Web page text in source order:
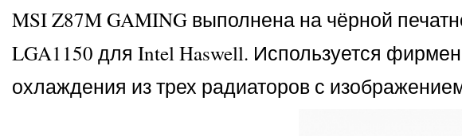
MSI Z87M GAMING выполнена на чёрной
LGA1150 для Intel Haswell. Используется
охлаждения из трех радиаторов с